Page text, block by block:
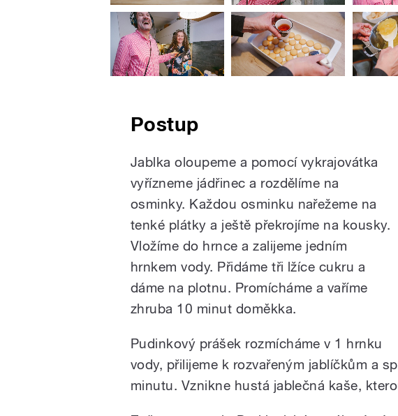
Postup
Jablka oloupeme a pomocí vykrajovátka
vyřízneme jádřinec a rozdělíme na
osminky. Každou osminku nařežeme na
tenké plátky a ještě překrojíme na kousky.
Vložíme do hrnce a zalijeme jedním
hrnkem vody. Přidáme tři lžíce cukru a
dáme na plotnu. Promícháme a vaříme
zhruba 10 minut doměkka.
Pudinkový prášek rozmícháme v 1 hrnku
vody, přilijeme k rozvařeným jablíčkům a
minutu. Vznikne hustá jablečná kaše,